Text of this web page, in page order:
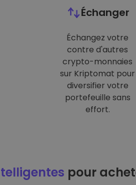
Échanger
Échangez votre
contre d'autres
crypto-monnaies
sur Kriptomat pour
diversifier votre
portefeuille sans
effort.
pour